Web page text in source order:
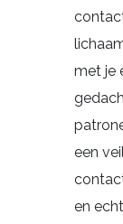
met je
een
en